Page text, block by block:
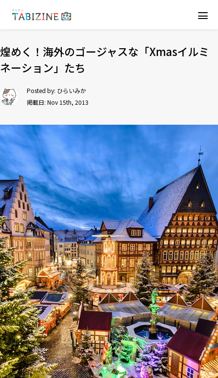
煌めく！海外のゴージャスな「Xmasイルミ
ネーション」たち
Posted by: ひらいみか
掲載日: Nov 15th, 2013